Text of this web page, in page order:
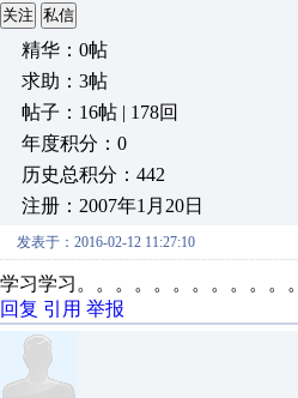
关注 私信
精华：0帖
求助：3帖
帖子：16帖 | 178回
年度积分：0
历史总积分：442
注册：2007年1月20日
发表于：2016-02-12 11:27:10
学习学习。。。。。。。。。。。。
回复 引用 举报